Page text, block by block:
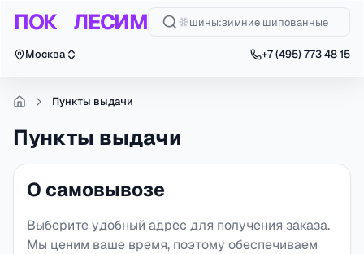
ПОК ЛЕСИМ шины:зимние шипованные
Москва +7 (495) 773 48 15
Пункты выдачи
Пункты выдачи
О самовывозе
Выберите удобный адрес для получения заказа.
Мы ценим ваше время, поэтому обеспечиваем